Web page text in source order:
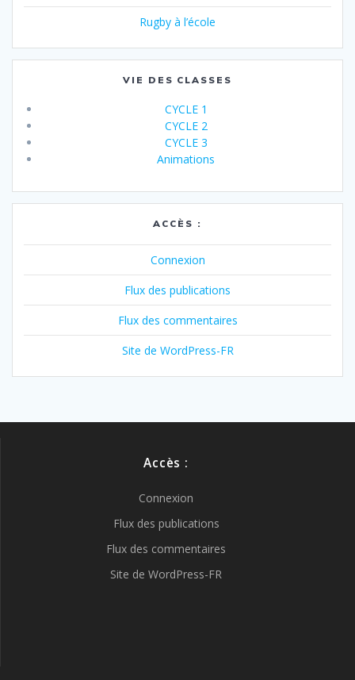
Rugby à l’école
VIE DES CLASSES
CYCLE 1
CYCLE 2
CYCLE 3
Animations
ACCÈS :
Connexion
Flux des publications
Flux des commentaires
Site de WordPress-FR
Accès :
Connexion
Flux des publications
Flux des commentaires
Site de WordPress-FR